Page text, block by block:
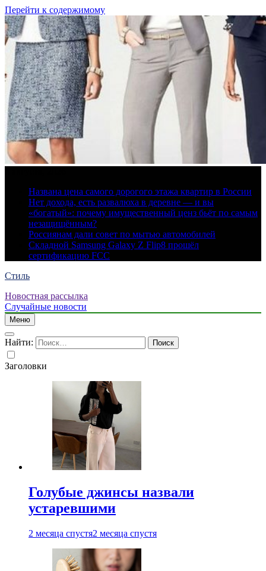
Перейти к содержимому
Названа цена самого дорогого этажа квартир в России
Нет дохода, есть развалюха в деревне — и вы
«богатый»: почему имущественный ценз бьёт по самым
незащищённым?
Россиянам дали совет по мытью автомобилей
Складной Samsung Galaxy Z Flip8 прошёл
сертификацию FCC
Стиль
Новостная рассылка
Случайные новости
Меню
Найти:
Заголовки
Голубые джинсы назвали
устаревшими
2 месяца спустя2 месяца спустя